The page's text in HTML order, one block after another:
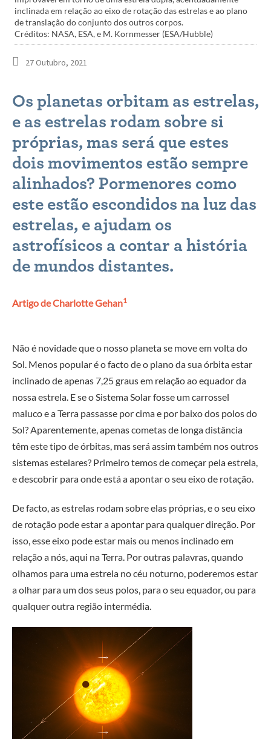
inclinada em relação ao eixo de rotação das estrelas e ao plano
de translação do conjunto dos outros corpos.
Créditos: NASA, ESA, e M. Kornmesser (ESA/Hubble)
27 Outubro, 2021
Os planetas orbitam as estrelas,
e as estrelas rodam sobre si
próprias, mas será que estes
dois movimentos estão sempre
alinhados? Pormenores como
este estão escondidos na luz das
estrelas, e ajudam os
astrofísicos a contar a história
de mundos distantes.
Artigo de Charlotte Gehan1
Não é novidade que o nosso planeta se move em volta do
Sol. Menos popular é o facto de o plano da sua órbita estar
inclinado de apenas 7,25 graus em relação ao equador da
nossa estrela. E se o Sistema Solar fosse um carrossel
maluco e a Terra passasse por cima e por baixo dos polos do
Sol? Aparentemente, apenas cometas de longa distância
têm este tipo de órbitas, mas será assim também nos outros
sistemas estelares? Primeiro temos de começar pela estrela,
e descobrir para onde está a apontar o seu eixo de rotação.
De facto, as estrelas rodam sobre elas próprias, e o seu eixo
de rotação pode estar a apontar para qualquer direção. Por
isso, esse eixo pode estar mais ou menos inclinado em
relação a nós, aqui na Terra. Por outras palavras, quando
olhamos para uma estrela no céu noturno, poderemos estar
a olhar para um dos seus polos, para o seu equador, ou para
qualquer outra região intermédia.